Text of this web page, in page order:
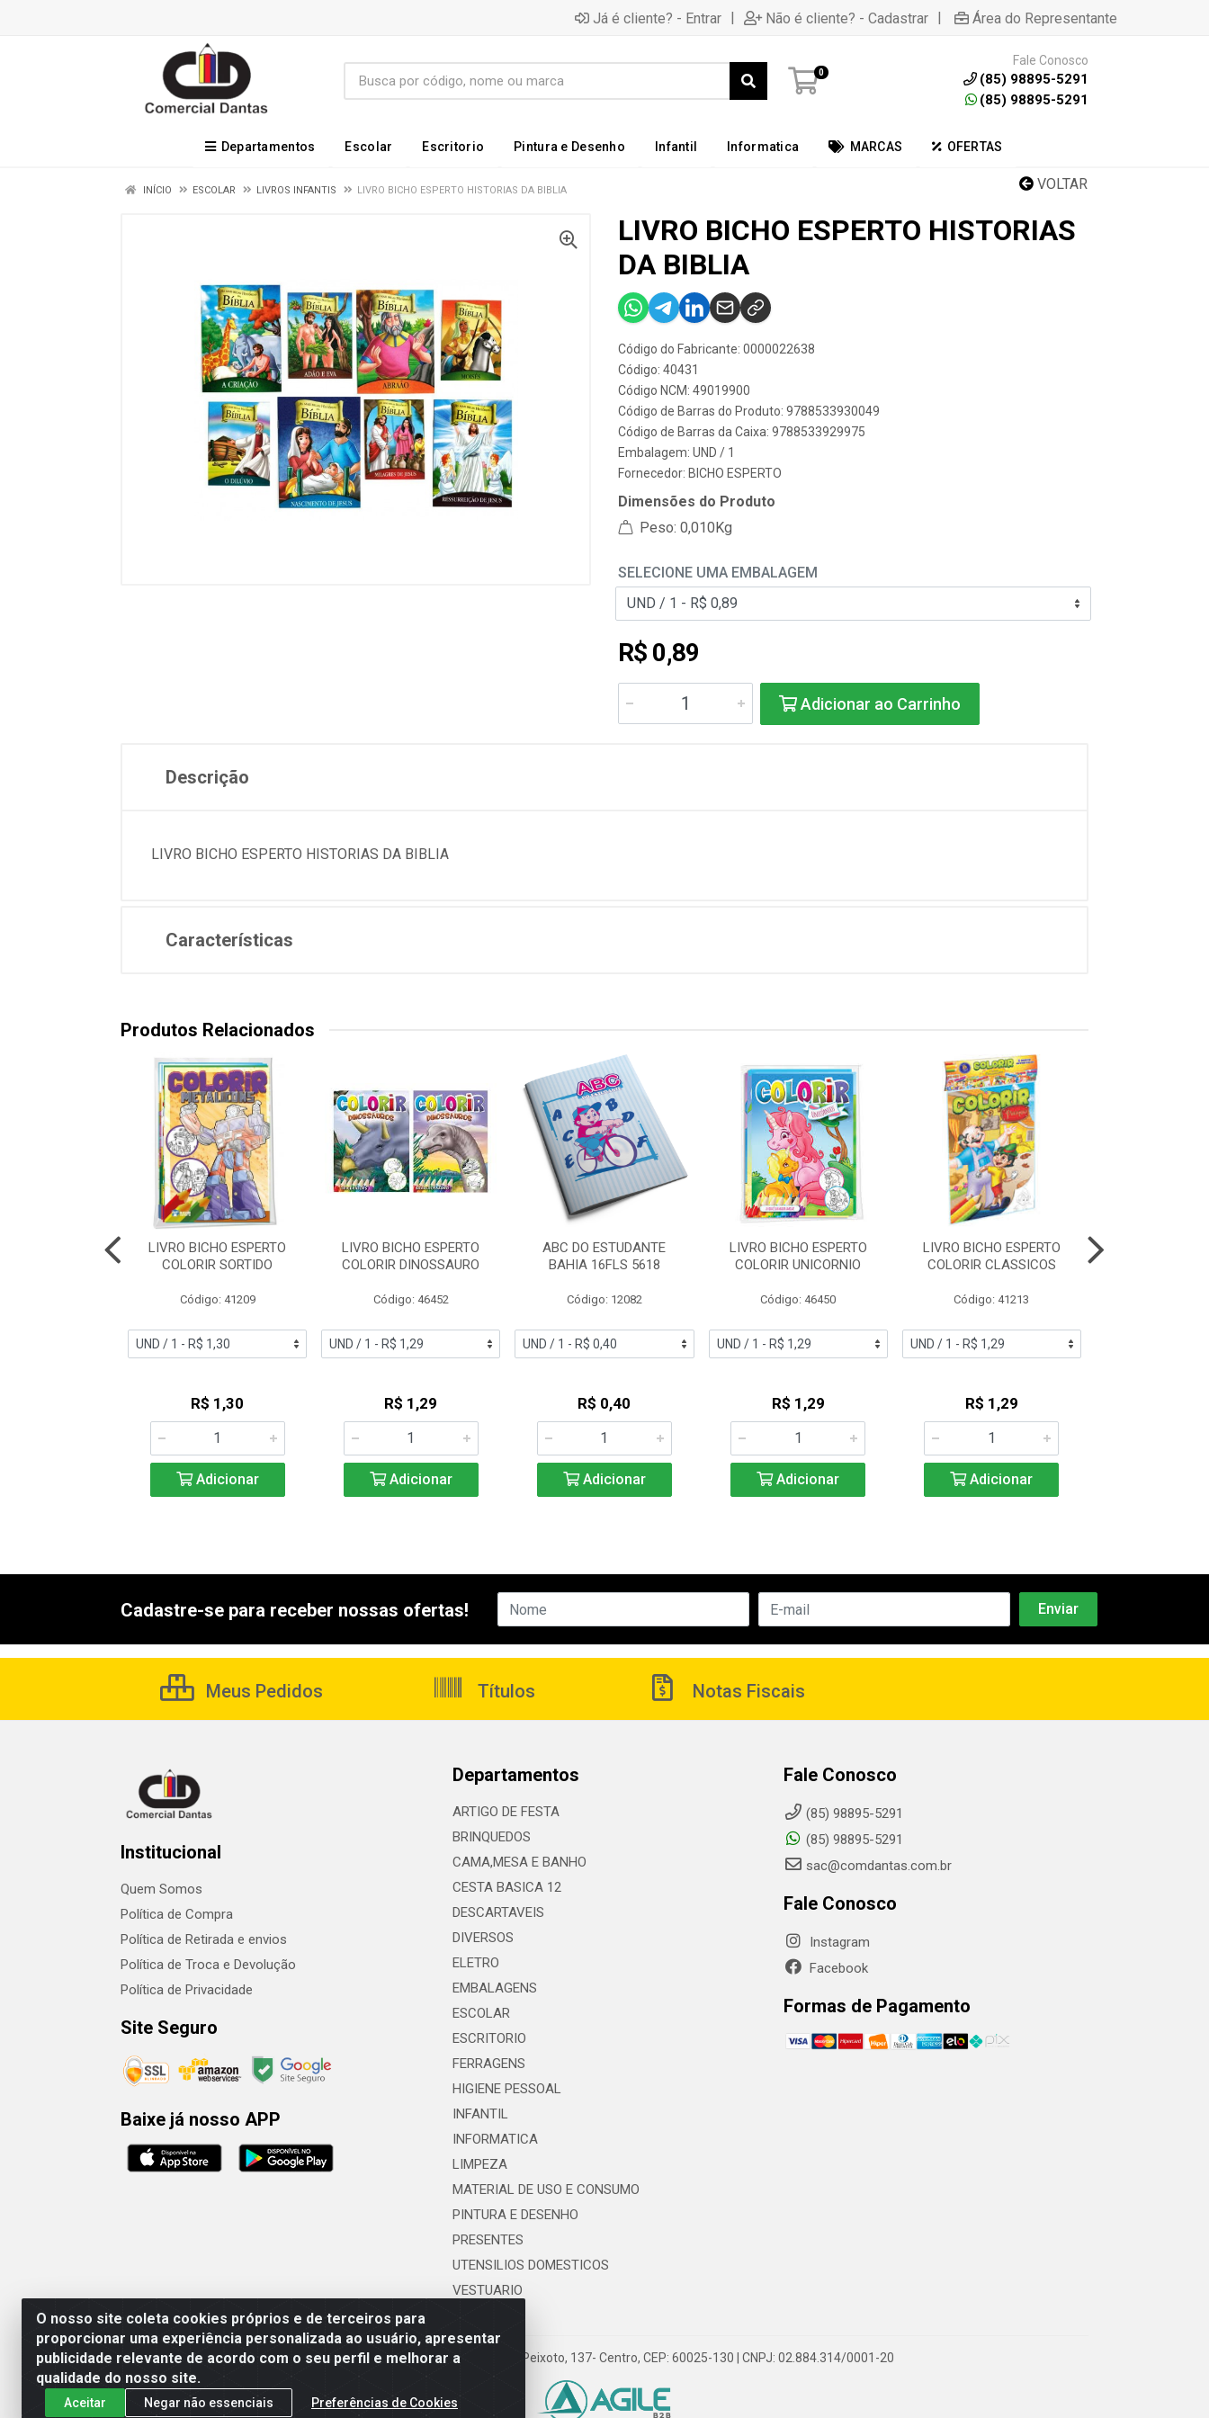
Já é cliente? - Entrar | Não é cliente? - Cadastrar | Área do Representante
0
Fale Conosco
(85) 98895-5291
(85) 98895-5291
Departamentos Escolar Escritorio Pintura e Desenho Infantil Informatica MARCAS OFERTAS
VOLTAR
INÍCIO ESCOLAR LIVROS INFANTIS LIVRO BICHO ESPERTO HISTORIAS DA BIBLIA
LIVRO BICHO ESPERTO HISTORIAS
DA BIBLIA
Código do Fabricante: 0000022638
Código: 40431
Código NCM: 49019900
Código de Barras do Produto: 9788533930049
Código de Barras da Caixa: 9788533929975
Embalagem: UND / 1
Fornecedor: BICHO ESPERTO
Dimensões do Produto
Peso: 0,010Kg
SELECIONE UMA EMBALAGEM
R$ 0,89
Adicionar ao Carrinho
Descrição
LIVRO BICHO ESPERTO HISTORIAS DA BIBLIA
Características
Produtos Relacionados
LIVRO BICHO ESPERTO
COLORIR SORTIDO
Código: 41209
R$ 1,30
Adicionar
LIVRO BICHO ESPERTO
COLORIR DINOSSAURO
Código: 46452
R$ 1,29
Adicionar
ABC DO ESTUDANTE
BAHIA 16FLS 5618
Código: 12082
R$ 0,40
Adicionar
LIVRO BICHO ESPERTO
COLORIR UNICORNIO
Código: 46450
R$ 1,29
Adicionar
LIVRO BICHO ESPERTO
COLORIR CLASSICOS
Código: 41213
R$ 1,29
Adicionar
O nosso site coleta cookies próprios e de terceiros para
proporcionar uma experiência personalizada ao usuário, apresentar
publicidade relevante de acordo com o seu perfil e melhorar a
qualidade do nosso site.
Aceitar Negar não essenciais Preferências de Cookies
Cadastre-se para receber nossas ofertas!
Meus Pedidos Títulos Notas Fiscais
Institucional
Quem Somos
Política de Compra
Política de Retirada e envios
Política de Troca e Devolução
Política de Privacidade
Site Seguro
Baixe já nosso APP
Departamentos
ARTIGO DE FESTA
BRINQUEDOS
CAMA,MESA E BANHO
CESTA BASICA 12
DESCARTAVEIS
DIVERSOS
ELETRO
EMBALAGENS
ESCOLAR
ESCRITORIO
FERRAGENS
HIGIENE PESSOAL
INFANTIL
INFORMATICA
LIMPEZA
MATERIAL DE USO E CONSUMO
PINTURA E DESENHO
PRESENTES
UTENSILIOS DOMESTICOS
VESTUARIO
Fale Conosco
(85) 98895-5291
(85) 98895-5291
sac@comdantas.com.br
Fale Conosco
Instagram
Facebook
Formas de Pagamento
Rafael & Dantas LTDA - Rua Floriano Peixoto, 137- Centro, CEP: 60025-130 | CNPJ: 02.884.314/0001-20